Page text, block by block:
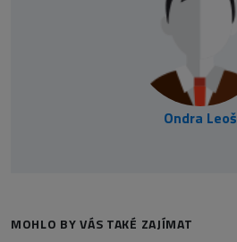
Ondra Leoš
MOHLO BY VÁS TAKÉ ZAJÍMAT